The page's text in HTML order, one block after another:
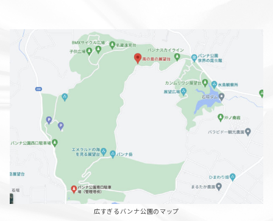
広すぎるバンナ公園のマップ